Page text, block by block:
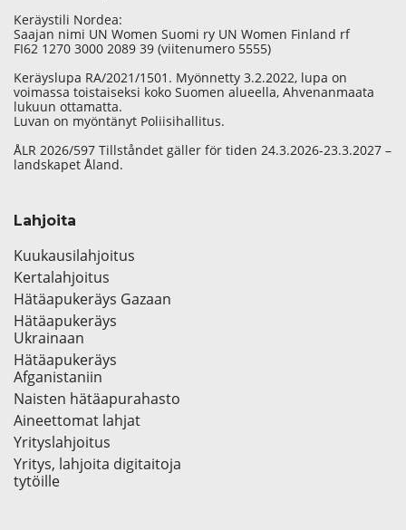
Keräystili Nordea:
Saajan nimi UN Women Suomi ry UN Women Finland rf
FI62 1270 3000 2089 39 (viitenumero 5555)
Keräyslupa RA/2021/1501. Myönnetty 3.2.2022, lupa on
voimassa toistaiseksi koko Suomen alueella, Ahvenanmaata
lukuun ottamatta.
Luvan on myöntänyt Poliisihallitus.
ÅLR 2026/597 Tillståndet gäller för tiden 24.3.2026-23.3.2027 –
landskapet Åland.
Lahjoita
Kuukausilahjoitus
Kertalahjoitus
Hätäapukeräys Gazaan
Hätäapukeräys
Ukrainaan
Hätäapukeräys
Afganistaniin
Naisten hätäapurahasto
Aineettomat lahjat
Yrityslahjoitus
Yritys, lahjoita digitaitoja
tytöille